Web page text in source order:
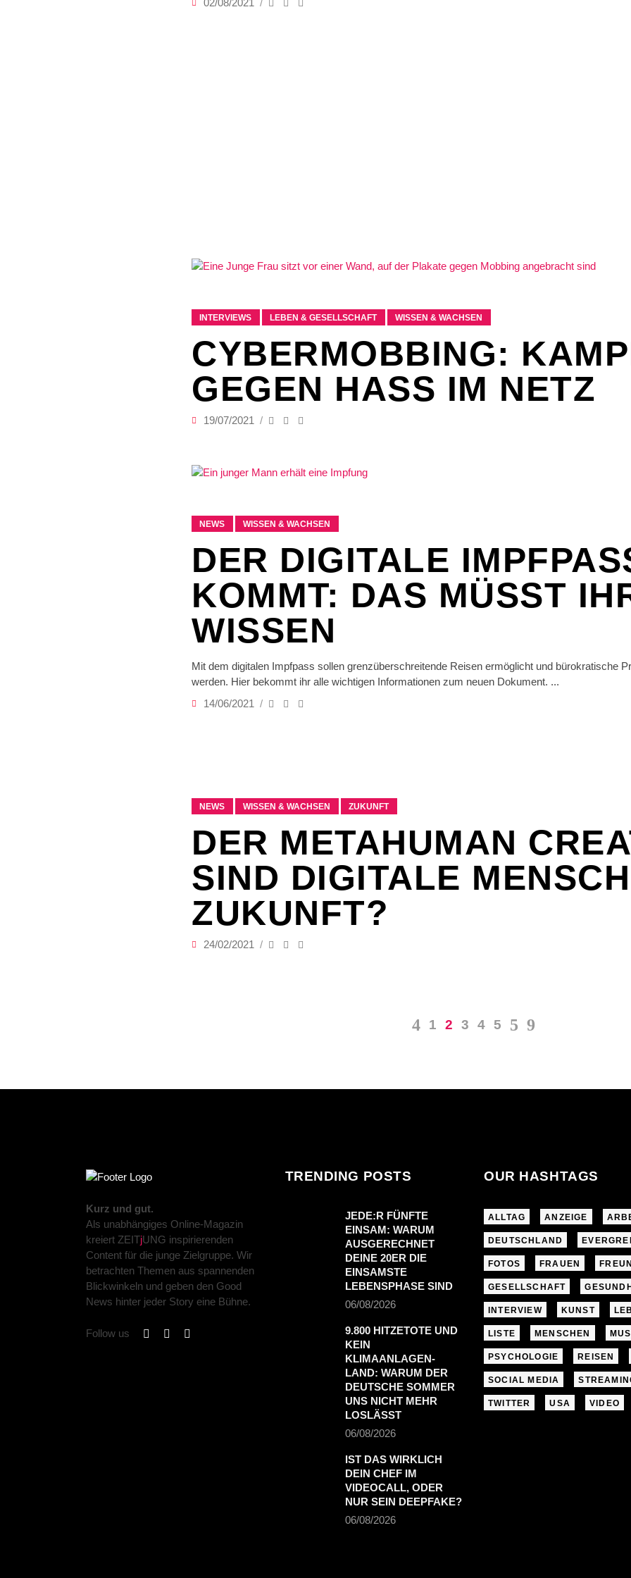
02/08/2021
INTERVIEWS LEBEN & GESELLSCHAFT WISSEN & WACHSEN
CYBERMOBBING:
GEGEN HASS IM NETZ
19/07/2021
NEWS WISSEN & WACHSEN
DER DIGITALE
KOMMT: DAS MÜSST
WISSEN
Mit dem digitalen Impfpass sollen grenzüberschreitende Reisen ermöglicht und bürokratische
werden. Hier bekommt ihr alle wichtigen Informationen zum neuen Dokument.
14/06/2021
NEWS WISSEN & WACHSEN ZUKUNFT
DER METAHUMAN
SIND DIGITALE
ZUKUNFT?
24/02/2021
1 2 3 4 5
Kurz und gut.
Als unabhängiges Online-Magazin
kreiert ZEITjUNG inspirierenden
Content für die junge Zielgruppe. Wir
betrachten Themen aus spannenden
Blickwinkeln und geben den Good
News hinter jeder Story eine Bühne.
Follow us
TRENDING POSTS
JEDE:R FÜNFTE
EINSAM: WARUM
AUSGERECHNET
DEINE 20ER DIE
EINSAMSTE
LEBENSPHASE SIND
06/08/2026
9.800 HITZETOTE UND
KEIN
KLIMAANLAGEN-
LAND: WARUM DER
DEUTSCHE SOMMER
UNS NICHT MEHR
LOSLÄSST
06/08/2026
IST DAS WIRKLICH
DEIN CHEF IM
VIDEOCALL, ODER
NUR SEIN DEEPFAKE?
06/08/2026
OUR HASHTAGS
ALLTAG ANZEIGE
DEUTSCHLAND
FOTOS FRAUEN
GESELLSCHAFT
INTERVIEW KUNST
LISTE MENSCHEN
PSYCHOLOGIE REISEN
SOCIAL MEDIA
TWITTER USA VIDEO